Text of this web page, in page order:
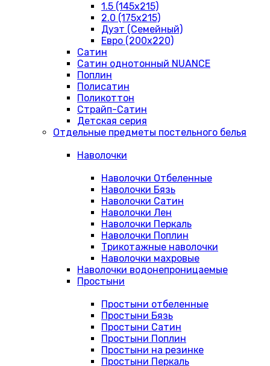
1.5 (145х215)
2.0 (175х215)
Дуэт (Семейный)
Евро (200х220)
Сатин
Сатин однотонный NUANCE
Поплин
Полисатин
Поликоттон
Страйп-Сатин
Детская серия
Отдельные предметы постельного белья
Наволочки
Наволочки Отбеленные
Наволочки Бязь
Наволочки Сатин
Наволочки Лен
Наволочки Перкаль
Наволочки Поплин
Трикотажные наволочки
Наволочки махровые
Наволочки водонепроницаемые
Простыни
Простыни отбеленные
Простыни Бязь
Простыни Сатин
Простыни Поплин
Простыни на резинке
Простыни Перкаль